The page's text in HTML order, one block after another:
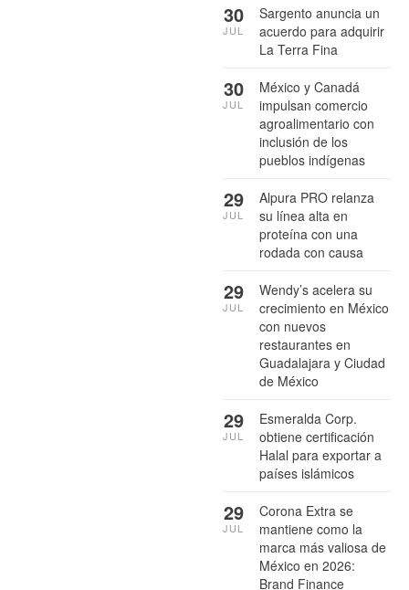
Sargento anuncia un
acuerdo para adquirir
La Terra Fina
30
JUL
México y Canadá
impulsan comercio
agroalimentario con
inclusión de los
pueblos indígenas
30
JUL
Alpura PRO relanza
su línea alta en
proteína con una
rodada con causa
29
JUL
Wendy’s acelera su
crecimiento en México
con nuevos
restaurantes en
Guadalajara y Ciudad
de México
29
JUL
Esmeralda Corp.
obtiene certificación
Halal para exportar a
países islámicos
29
JUL
Corona Extra se
mantiene como la
marca más valiosa de
México en 2026:
Brand Finance
29
JUL